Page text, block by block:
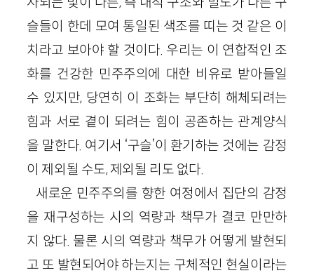
슬들이 한데 모여 통일된 색조를 띠는 것 같은 이
치라고 보아야 할 것이다. 우리는 이 연합적인 조
화를 건강한 민주주의에 대한 비유로 받아들일
수 있지만, 당연히 이 조화는 부단히 해체되려는
힘과 서로 곁이 되려는 힘이 공존하는 관계양식
을 말한다. 여기서 ‘구슬’이 환기하는 것에는 감정
이 제외될 수도, 제외될 리도 없다.
새로운 민주주의를 향한 여정에서 집단의 감정
을 재구성하는 시의 역량과 책무가 결코 만만하
지 않다. 물론 시의 역량과 책무가 어떻게 발현되
고 또 발현되어야 하는지는 구체적인 현실이라는